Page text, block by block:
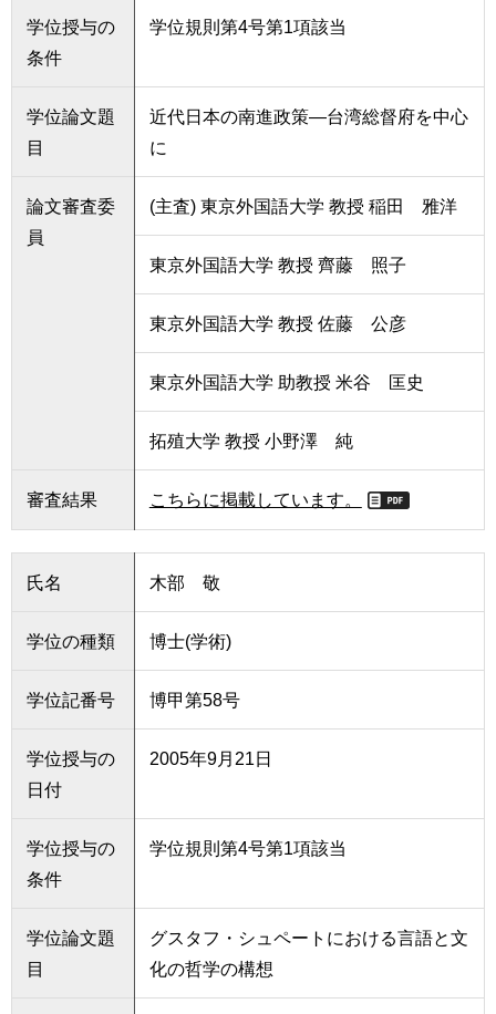
会
連
試
報
寄
わ
せ
通
ク
イ
ト
マ
プ
生
の
一
般・
の
方
学位授与の
条件
学位規則第4号第1項該当
学位論文題
目
近代日本の南進政策―台湾総督府を中心
に
論文審査委
員
(主査) 東京外国語大学 教授 稲田 雅洋
東京外国語大学 教授 齊藤 照子
東京外国語大学 教授 佐藤 公彦
東京外国語大学 助教授 米谷 匡史
拓殖大学 教授 小野澤 純
審査結果 こちらに掲載しています。
氏名 木部 敬
学位の種類 博士(学術)
学位記番号 博甲第58号
学位授与の
日付
2005年9月21日
学位授与の
条件
学位規則第4号第1項該当
学位論文題
目
グスタフ・シュペートにおける言語と文
化の哲学の構想